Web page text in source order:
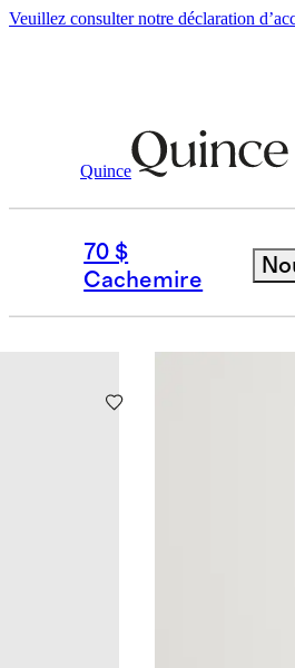
Veuillez consulter notre déclaration
Quince
70 $
Cachemire
BEST